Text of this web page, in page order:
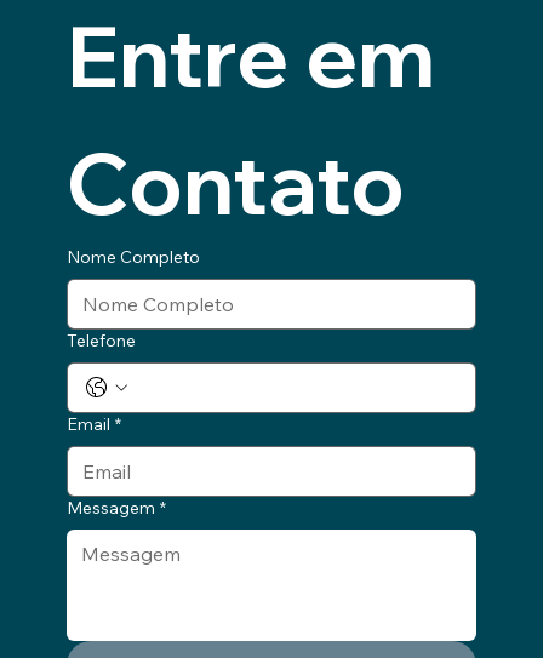
Entre em
Contato
Nome Completo
Telefone
Email *
Messagem *